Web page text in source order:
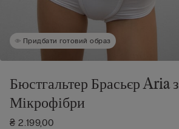
Придбати готовий образ
Бюстгальтер Брасьєр Aria з
Мікрофібри
₴ 2.199,00